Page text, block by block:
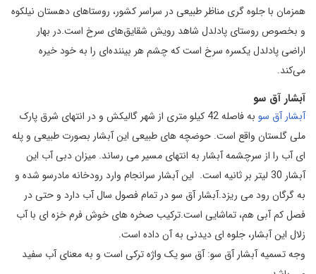
همزمان با جلوه گری مناظر طبیعی در سراسر کشور، روستاهای دهستان نیلکوه
و بخصوص روستای پادلدل شاهد رویش شقایق‌های سرخ است.در بهار
اراضی پادلدل یکسره سرخ است که چشم هر بیننده‌ای را به خود خیره
می‌کند.
آبشار آق سو
آبشار آق سو
به فاصله 42 کیلو متری از شهر گالیکش و در انتهای شرق پارک
ملی گلستان واقع است. حوضچه های طبیعی این آبشار بصورت طبیعی و پله
ای آب را از سرچشمه آبشار به انتهای مسیر می رساند. میزان دبی آب این
آبشار 30 لیتر بر ثانیه است. این آبشار سرانجام وارد رودخانه مادرسو شده و
به گرگان رود می ریزد.آبشار آق سو در تمام فصول سال آب دارد و حتی در
فصل کم آبی هم، تماشایی است.ترکیب صخره های خوش فرم خزه ای با آب
زلال این آبشار، جلوه ای دیدنی به آن داده است.
وجه تسمیه آبشار آق سو: آق سو یک واژه ترکی است و به معنای آب سفید